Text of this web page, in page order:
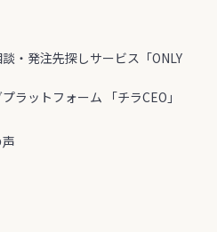
・発注先探しサービス「ONLY
ラットフォーム 「チラCEO」